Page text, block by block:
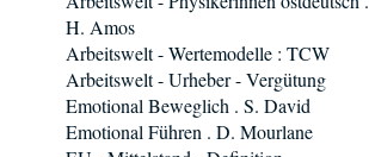
H. Amos
Arbeitswelt - Wertemodelle : TCW
Arbeitswelt - Urheber - Vergütung
Emotional Beweglich . S. David
Emotional Führen . D. Mourlane